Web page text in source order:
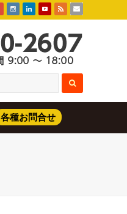
各種お問合せ